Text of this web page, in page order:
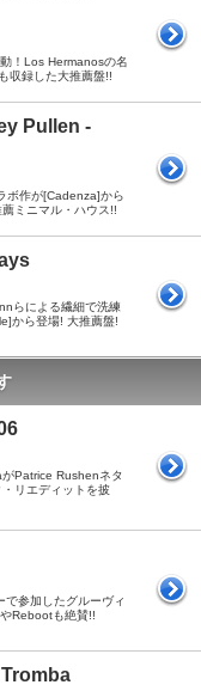
！Los Hermanosの名
収録した大推薦盤!!
Pullen -
ボ作が[Cadenza]から
ミニマル・ハウス!!
らによる繊細で洗練
から登場! 大推薦盤!
Patrice Rushenネタ
リエディットを披
参加したグルーヴィ
Rebootも絶賛!!